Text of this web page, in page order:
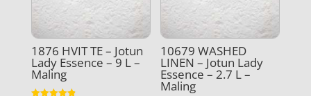
1876 HVIT TE – Jotun
Lady Essence – 9 L –
Maling
10679 WASHED
LINEN – Jotun Lady
Essence – 2.7 L –
Maling